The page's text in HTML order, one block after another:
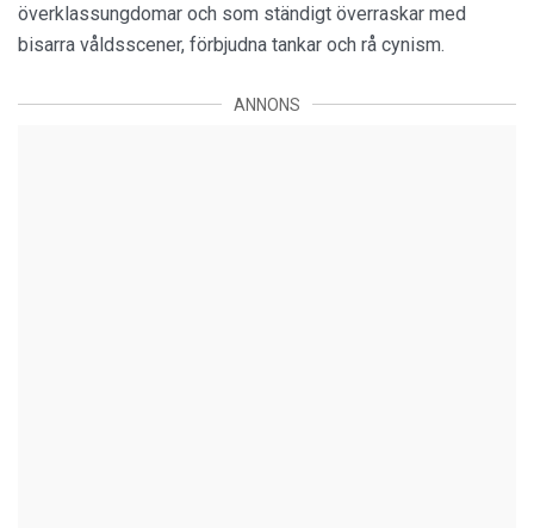
överklassungdomar och som ständigt överraskar med
bisarra våldsscener, förbjudna tankar och rå cynism.
ANNONS